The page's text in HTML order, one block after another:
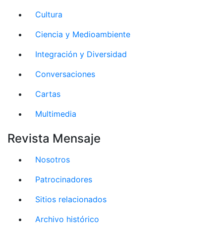
Cultura
Ciencia y Medioambiente
Integración y Diversidad
Conversaciones
Cartas
Multimedia
Revista Mensaje
Nosotros
Patrocinadores
Sitios relacionados
Archivo histórico